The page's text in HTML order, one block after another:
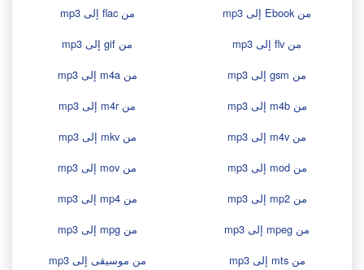
من Ebook إلى mp3
من flac إلى mp3
من flv إلى mp3
من gif إلى mp3
من gsm إلى mp3
من m4a إلى mp3
من m4b إلى mp3
من m4r إلى mp3
من m4v إلى mp3
من mkv إلى mp3
من mod إلى mp3
من mov إلى mp3
من mp2 إلى mp3
من mp4 إلى mp3
من mpeg إلى mp3
من mpg إلى mp3
من mts إلى mp3
من موسيقى إلى mp3